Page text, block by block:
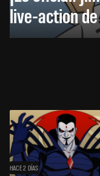
live-action
HACE 2 DÍAS